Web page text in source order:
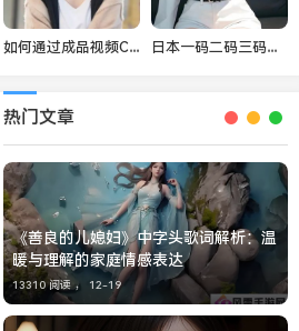
如何通过成品视频CRM999提高企业视频管理效率？揭秘其核心功能与应用：为企业发展赋能 日本一码二码三码分别代表哪些尺码？如何选择最适合的尺码？
热门文章
《善良的儿媳妇》中字头歌词解析：温
暖与理解的家庭情感表达
13310 阅读 ， 12-19